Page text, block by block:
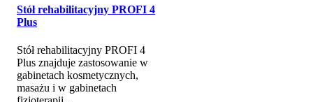
Stół rehabilitacyjny PROFI 4
Plus
Stół rehabilitacyjny PROFI 4
Plus znajduje zastosowanie w
gabinetach kosmetycznych,
masażu i w gabinetach